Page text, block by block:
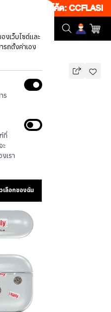
งเว็บไซต์และ
รถตั้งค่าเอง
ร
ที่
ะ
เรา
เลือกของฉัน
00.00 โค้ด: CCFLASH1
ยม